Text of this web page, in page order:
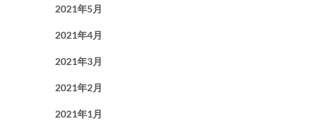
2021年5月
2021年4月
2021年3月
2021年2月
2021年1月